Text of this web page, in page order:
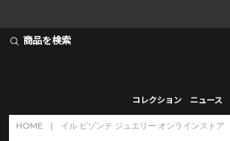
商品を検索
コレクション ニュース
HOME | イル ビゾンテ ジュエリー オンラインストア